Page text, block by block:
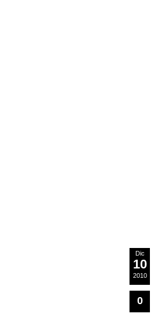
Dic
10
2010
0